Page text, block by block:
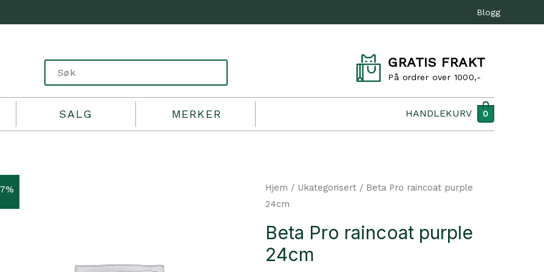
Blogg
GRATIS FRAKT
På ordrer over 1000,-
SALG MERKER HANDLEKURV 0
Hjem / Ukategorisert / Beta Pro raincoat purple
24cm
Beta Pro raincoat purple
24cm